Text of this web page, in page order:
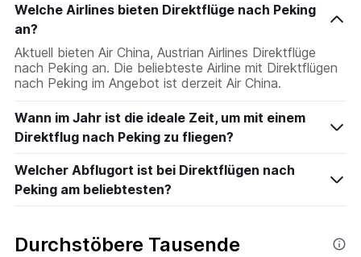
Welche Airlines bieten Direktflüge nach Peking
an?
Aktuell bieten Air China, Austrian Airlines Direktflüge
nach Peking an. Die beliebteste Airline mit Direktflügen
nach Peking im Angebot ist derzeit Air China.
Wann im Jahr ist die ideale Zeit, um mit einem
Direktflug nach Peking zu fliegen?
Welcher Abflugort ist bei Direktflügen nach
Peking am beliebtesten?
Durchstöbere Tausende